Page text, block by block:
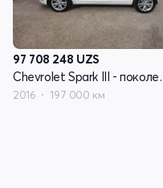
97 708 248 UZS
2016 197 000 км